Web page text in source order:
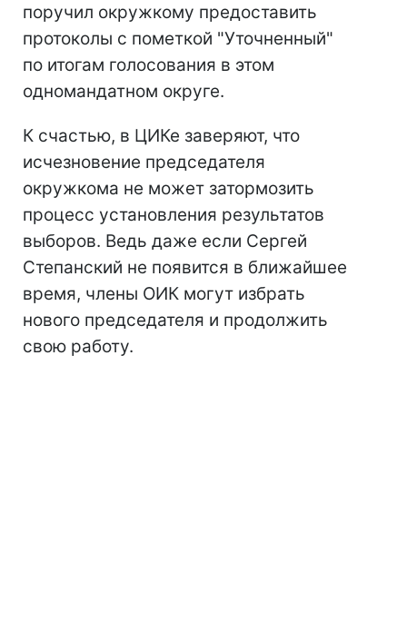
поручил окружкому предоставить
протоколы с пометкой "Уточненный"
по итогам голосования в этом
одномандатном округе.
К счастью, в ЦИКе заверяют, что
исчезновение председателя
окружкома не может затормозить
процесс установления результатов
выборов. Ведь даже если Сергей
Степанский не появится в ближайшее
время, члены ОИК могут избрать
нового председателя и продолжить
свою работу.